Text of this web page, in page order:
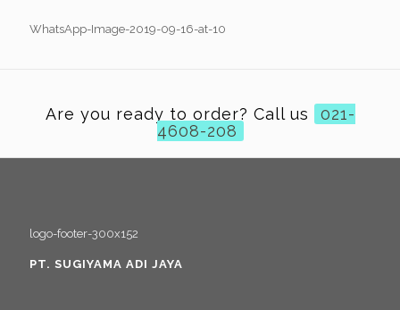
Are you ready to order? Call us
021-
4608-208
PT. SUGIYAMA ADI JAYA